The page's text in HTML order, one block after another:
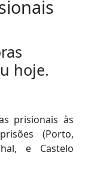
hoje.
prisionais às
(Porto,
e Castelo